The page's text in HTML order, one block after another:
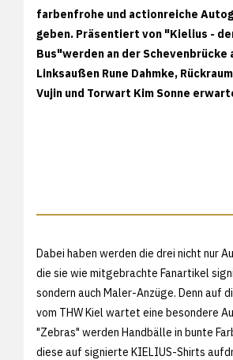
farbenfrohe und actionreiche
geben. Präsentiert von "Kielius -
Bus"werden an der Schevenbrücke
Linksaußen Rune Dahmke,
Vujin und Torwart Kim Sonne
Dabei haben werden die drei nicht nur
die sie wie mitgebrachte Fanartikel
sondern auch Maler-Anzüge. Denn auf
vom THW Kiel wartet eine besondere
"Zebras" werden Handbälle in bunte
diese auf signierte KIELIUS-Shirts